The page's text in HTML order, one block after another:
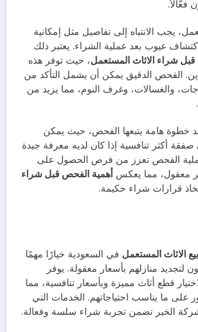
فعّالاً.
يجب الانتباه إلى تفاصيل مثل إمكانية
عيوب بعد عملية الشراء. يعتبر ذلك
شراء الاثاث المستعمل، حيث توفر هذه
الفحص الدقيق يمكن أن يشمل التأكد من
والغسالات، وغرف النوم، مما يزيد من
خطوة هامة يتبعها الفحص، حيث يمكن
أكثر تنافسية إذا كان لديه معرفة جيدة
عملية الفحص تعزز من فرص الحصول على
معقول، مما يعكس أهمية الفحص قبل شراء
قرارات شراء حكيمة.
الاثاث المستعمل في السعودية خيارًا مهمًا
لتجديد منازلهم بأسعار معقولة. يوفر
قطع أثاث مميزة وبأسعار تنافسية، مما
على ما يناسب احتياجاتهم. الخدمات التي
الخير تضمن تجربة شراء سلسة وفعالة.